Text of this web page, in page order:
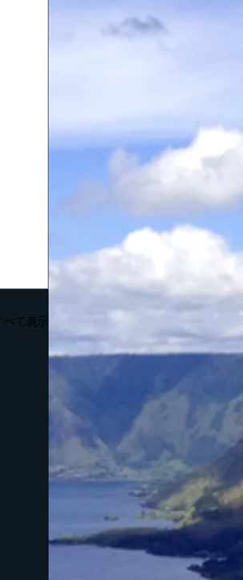
べて表示